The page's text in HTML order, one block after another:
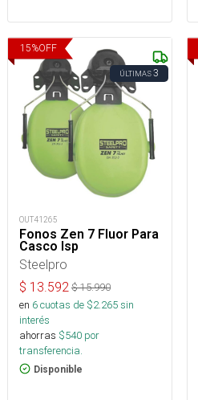
15%OFF
ÚLTIMAS3
OUT41265
Fonos Zen 7 Fluor Para
Casco Isp
Steelpro
$ 13.592 $15.990
en 6cuotas de $2.265sin
interés
ahorras $540 por
transferencia.
Disponible